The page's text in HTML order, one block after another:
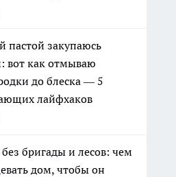
пастой закупаюсь
вот как отмываю
до блеска — 5
лайфхаков
бригады и лесов: чем
дом, чтобы он